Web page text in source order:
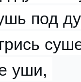
под
уши,